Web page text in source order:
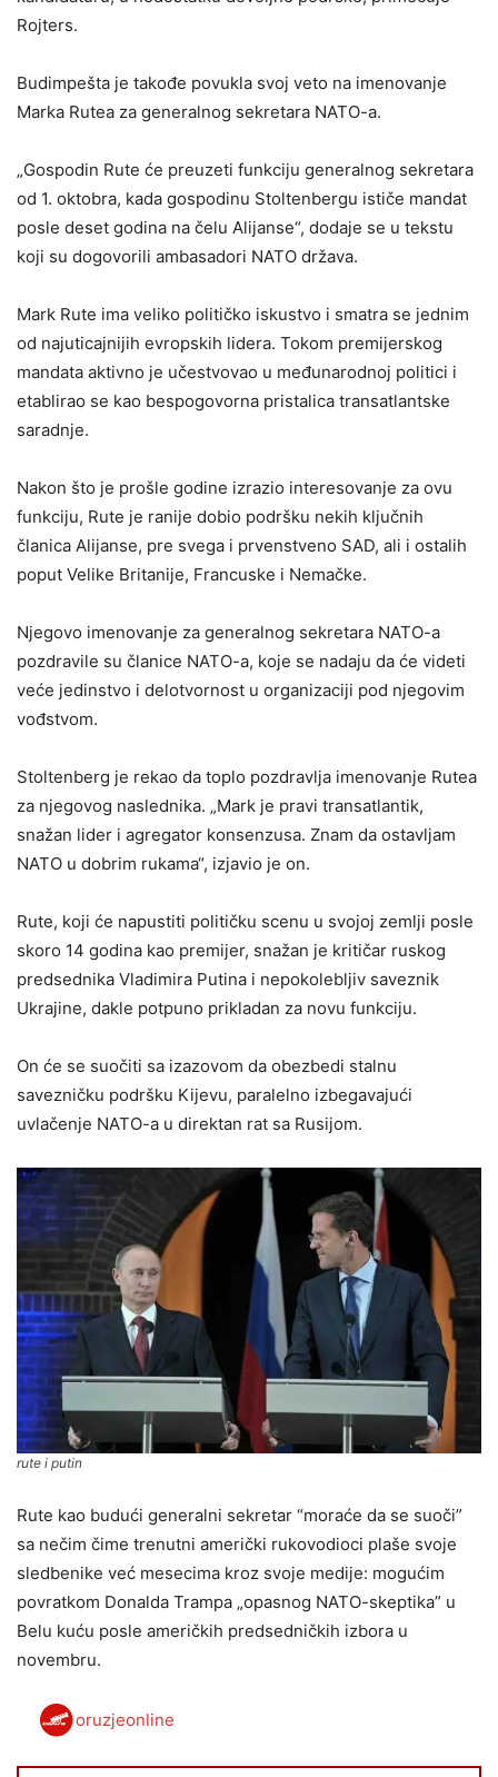
Rojters.
Budimpešta je takođe povukla svoj veto na imenovanje
Marka Rutea za generalnog sekretara NATO-a.
„Gospodin Rute će preuzeti funkciju generalnog sekretara
od 1. oktobra, kada gospodinu Stoltenbergu ističe mandat
posle deset godina na čelu Alijanse“, dodaje se u tekstu
koji su dogovorili ambasadori NATO država.
Mark Rute ima veliko političko iskustvo i smatra se jednim
od najuticajnijih evropskih lidera. Tokom premijerskog
mandata aktivno je učestvovao u međunarodnoj politici i
etablirao se kao bespogovorna pristalica transatlantske
saradnje.
Nakon što je prošle godine izrazio interesovanje za ovu
funkciju, Rute je ranije dobio podršku nekih ključnih
članica Alijanse, pre svega i prvenstveno SAD, ali i ostalih
poput Velike Britanije, Francuske i Nemačke.
Njegovo imenovanje za generalnog sekretara NATO-a
pozdravile su članice NATO-a, koje se nadaju da će videti
veće jedinstvo i delotvornost u organizaciji pod njegovim
vođstvom.
Stoltenberg je rekao da toplo pozdravlja imenovanje Rutea
za njegovog naslednika. „Mark je pravi transatlantik,
snažan lider i agregator konsenzusa. Znam da ostavljam
NATO u dobrim rukama“, izjavio je on.
Rute, koji će napustiti političku scenu u svojoj zemlji posle
skoro 14 godina kao premijer, snažan je kritičar ruskog
predsednika Vladimira Putina i nepokolebljiv saveznik
Ukrajine, dakle potpuno prikladan za novu funkciju.
On će se suočiti sa izazovom da obezbedi stalnu
savezničku podršku Kijevu, paralelno izbegavajući
uvlačenje NATO-a u direktan rat sa Rusijom.
rute i putin
Rute kao budući generalni sekretar “moraće da se suoči”
sa nečim čime trenutni američki rukovodioci plaše svoje
sledbenike već mesecima kroz svoje medije: mogućim
povratkom Donalda Trampa „opasnog NATO-skeptika” u
Belu kuću posle američkih predsedničkih izbora u
novembru.
oruzjeonline